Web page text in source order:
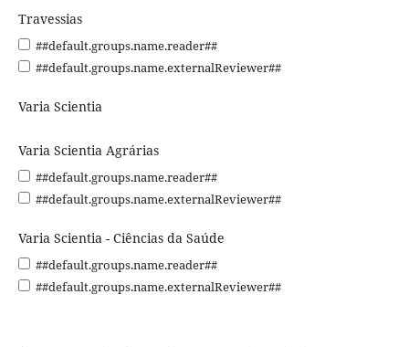
Travessias
##default.groups.name.reader##
##default.groups.name.externalReviewer##
Varia Scientia
Varia Scientia Agrárias
##default.groups.name.reader##
##default.groups.name.externalReviewer##
Varia Scientia - Ciências da Saúde
##default.groups.name.reader##
##default.groups.name.externalReviewer##